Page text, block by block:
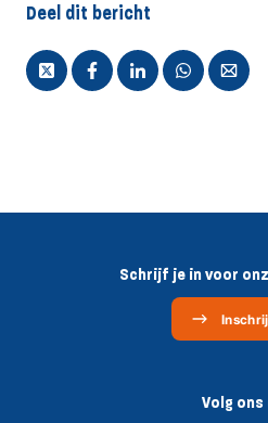
Deel dit bericht
Schrijf je in voor
Volg ons